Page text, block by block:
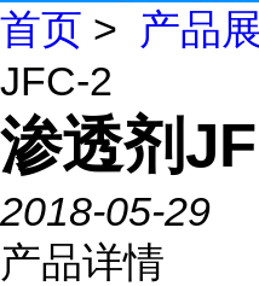
首页 > 产品
JFC-2
渗透剂
2018-05-29
产品详情